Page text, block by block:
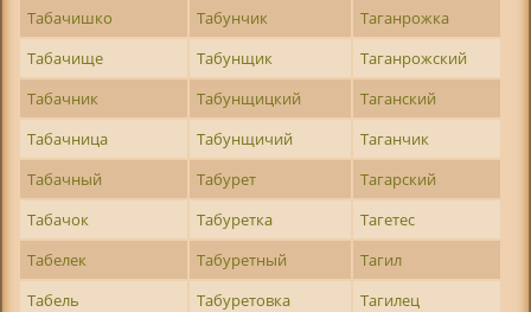
Табачишко
Табунчик
Таганрожка
Табачище
Табунщик
Таганрожский
Табачник
Табунщицкий
Таганский
Табачница
Табунщичий
Таганчик
Табачный
Табурет
Тагарский
Табачок
Табуретка
Тагетес
Табелек
Табуретный
Тагил
Табель
Табуретовка
Тагилец